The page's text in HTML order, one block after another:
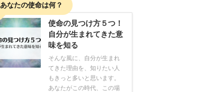
あなたの使命は何？
使命の見つけ方５つ！
自分が生まれてきた意
味を知る
そんな風に、自分が生まれ
てきた理由を、知りたい人
もきっと多いと思います。
あなたがこの時代、この場